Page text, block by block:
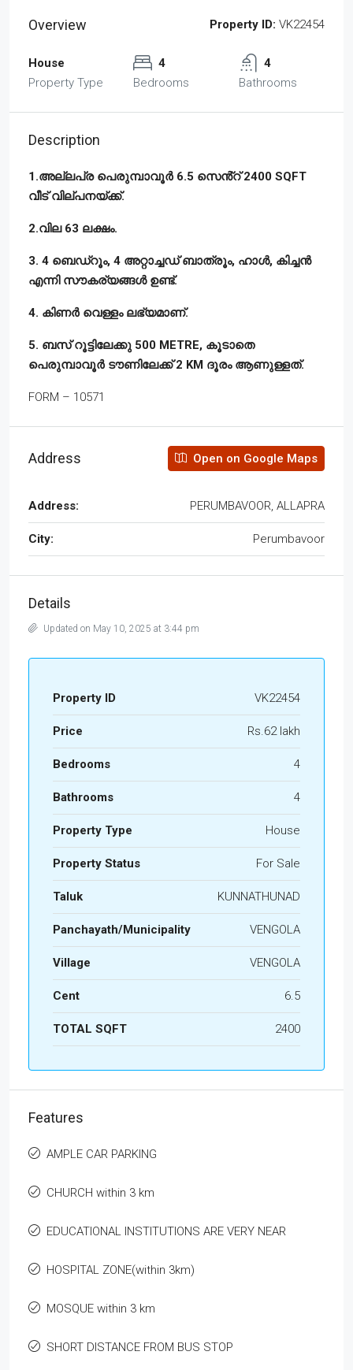
Overview Property ID: VK22454
House
Property Type
4
Bedrooms
4
Bathrooms
Description
1.അല്ലപ്ര പെരുമ്പാവൂർ 6.5 സെൻ്റ് 2400 SQFT
വീട് വില്പനയ്ക്ക്.
2.വില 63 ലക്ഷം.
3. 4 ബെഡ്‌റൂം, 4 അറ്റാച്ചഡ് ബാത്രൂം, ഹാൾ, കിച്ചൻ
എന്നി സൗകര്യങ്ങൾ ഉണ്ട്.
4. കിണർ വെള്ളം ലഭ്യമാണ്.
5. ബസ് റൂട്ടിലേക്കു 500 METRE, കൂടാതെ
പെരുമ്പാവൂർ ടൗണിലേക്ക് 2 KM ദൂരം ആണുള്ളത്.
FORM – 10571
Address Open on Google Maps
Address: PERUMBAVOOR, ALLAPRA
City: Perumbavoor
Details
Updated on May 10, 2025 at 3:44 pm
Property ID VK22454
Price Rs.62 lakh
Bedrooms 4
Bathrooms 4
Property Type House
Property Status For Sale
Taluk KUNNATHUNAD
Panchayath/Municipality VENGOLA
Village VENGOLA
Cent 6.5
TOTAL SQFT 2400
Features
AMPLE CAR PARKING
CHURCH within 3 km
EDUCATIONAL INSTITUTIONS ARE VERY NEAR
HOSPITAL ZONE(within 3km)
MOSQUE within 3 km
SHORT DISTANCE FROM BUS STOP